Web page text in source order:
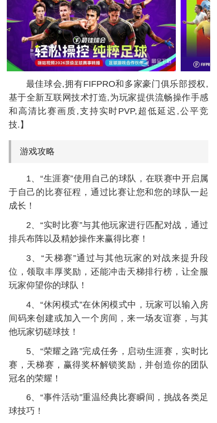
最佳球会,拥有FIFPRO和多家豪门俱乐部授权,
基于全新互联网技术打造,为玩家提供流畅操作手感
和高清比赛画质,支持实时PVP,超低延迟,公平竞
技.】
游戏攻略
1、“生涯赛”使用自己的球队，在联赛中开启属
于自己的比赛征程，通过比赛让您和您的球队一起
成长！
2、“实时比赛”与其他玩家进行匹配对战，通过
排兵布阵以及精妙操作来赢得比赛！
3、“天梯赛”通过与其他玩家的对战来提升段
位，领取丰厚奖励，还能冲击天梯排行榜，让全服
玩家仰望你的球队！
4、“休闲模式”在休闲模式中，玩家可以输入房
间码来创建或加入一个房间，来一场友谊赛，与其
他玩家切磋球技！
5、“荣耀之路”完成任务，启动生涯赛，实时比
赛，天梯赛，赢得奖杯解锁奖励，并创造你的团队
冠名的荣耀！
6、“事件活动”重温经典比赛瞬间，挑战各类足
球技巧！